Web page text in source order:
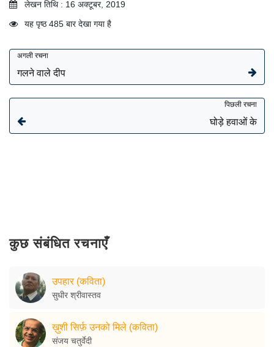
लेखन तिथि : 16 अक्टूबर, 2019
यह पृष्ठ 485 बार देखा गया है
अगली रचना
गलने वाले दीप
पिछली रचना
घोड़े हवाओं के
कुछ संबंधित रचनाएँ
उपहार (कविता)
सुधीर श्रीवास्तव
ख़ुशी सिर्फ़ उनको मिले (कविता)
संजय चतुर्वेदी